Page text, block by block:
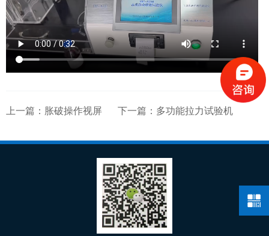
上一篇： 胀破操作视屏 下一篇： 多功能拉力试验机